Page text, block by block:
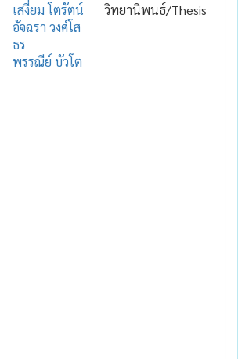
เสงี่ยม โตรัตน์
อัจฉรา วงศ์โส
ธร
พรรณีย์ บัวโต
วิทยานิพนธ์/Thesis